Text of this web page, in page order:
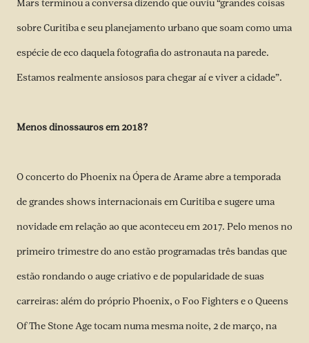
Mars terminou a conversa dizendo que ouviu “grandes coisas
sobre Curitiba e seu planejamento urbano que soam como uma
espécie de eco daquela fotografia do astronauta na parede.
Estamos realmente ansiosos para chegar aí e viver a cidade”.
Menos dinossauros em 2018?
O concerto do Phoenix na Ópera de Arame abre a temporada
de grandes shows internacionais em Curitiba e sugere uma
novidade em relação ao que aconteceu em 2017. Pelo menos no
primeiro trimestre do ano estão programadas três bandas que
estão rondando o auge criativo e de popularidade de suas
carreiras: além do próprio Phoenix, o Foo Fighters e o Queens
Of The Stone Age tocam numa mesma noite, 2 de março, na